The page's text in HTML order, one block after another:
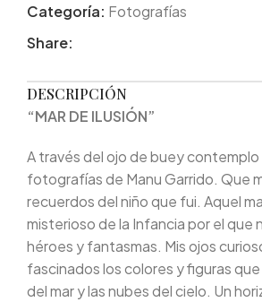
Categoría: Fotografías
Share:
DESCRIPCIÓN
“MAR DE ILUSIÓN”
A través del ojo de buey contemplo
fotografías de Manu Garrido. Que
recuerdos del niño que fui. Aquel
misterioso de la Infancia por el que
héroes y fantasmas. Mis ojos
fascinados los colores y figuras que
del mar y las nubes del cielo. Un